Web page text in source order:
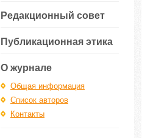
Редакционный совет
Публикационная этика
О журнале
Общая информация
Список авторов
Контакты